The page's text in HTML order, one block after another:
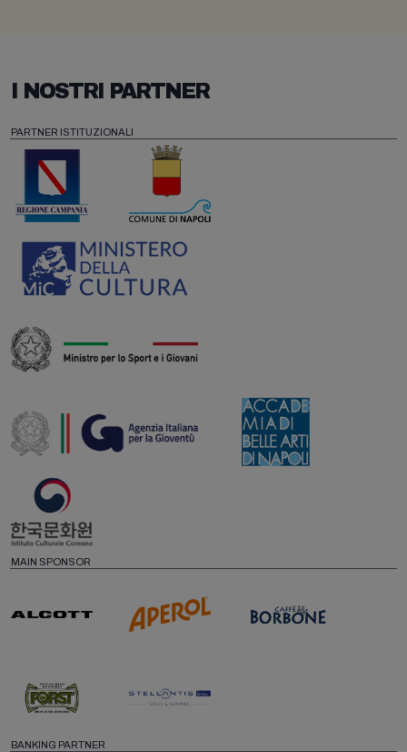
I NOSTRI PARTNER
PARTNER ISTITUZIONALI
MAIN SPONSOR
BANKING PARTNER